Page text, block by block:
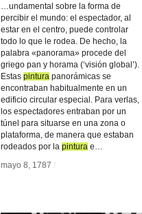
…undamental sobre la forma de
percibir el mundo: el espectador, al
estar en el centro, puede controlar
todo lo que le rodea. De hecho, la
palabra «panorama» procede del
griego pan y horama (‘visión global’).
Estas pintura panorámicas se
encontraban habitualmente en un
edificio circular especial. Para verlas,
los espectadores entraban por un
túnel para situarse en una zona o
plataforma, de manera que estaban
rodeados por la pintura e…
mayo 8, 1787 /
pintura
pintura
mayo 8, 1787 /